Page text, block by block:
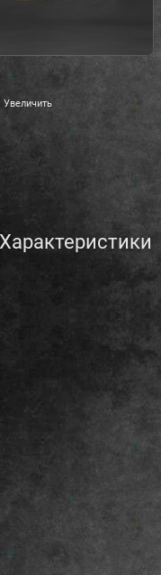
Увеличить
Характеристики